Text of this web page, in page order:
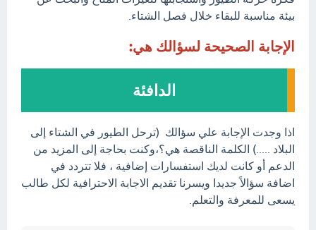
بيئة مناسبة للبقاء خلال فصل الشتاء.
الإجابة الصحيحة لسؤالك هي:
الدافئة
اذا وجدت الإجابة علي سؤالك (ترحل الطيور في الشتاء إلى
البلاد .....) الكلمة الناقصة هي؟،وكنت بحاجة إلى المزيد من
الدعم أو كانت لديك استفسارات إضافية ، فلا تتردد في
اضافة سؤالاً جديدا ويسرنا تقديم الاجابة الاحترافية لكل طالب
يسعى للمعرفة والتعلم.